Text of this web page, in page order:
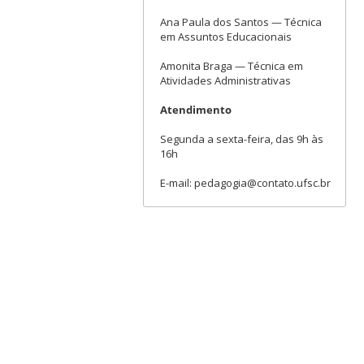
Ana Paula dos Santos — Técnica
em Assuntos Educacionais
Amonita Braga — Técnica em
Atividades Administrativas
Atendimento
Segunda a sexta-feira, das 9h às
16h
E-mail: pedagogia@contato.ufsc.br